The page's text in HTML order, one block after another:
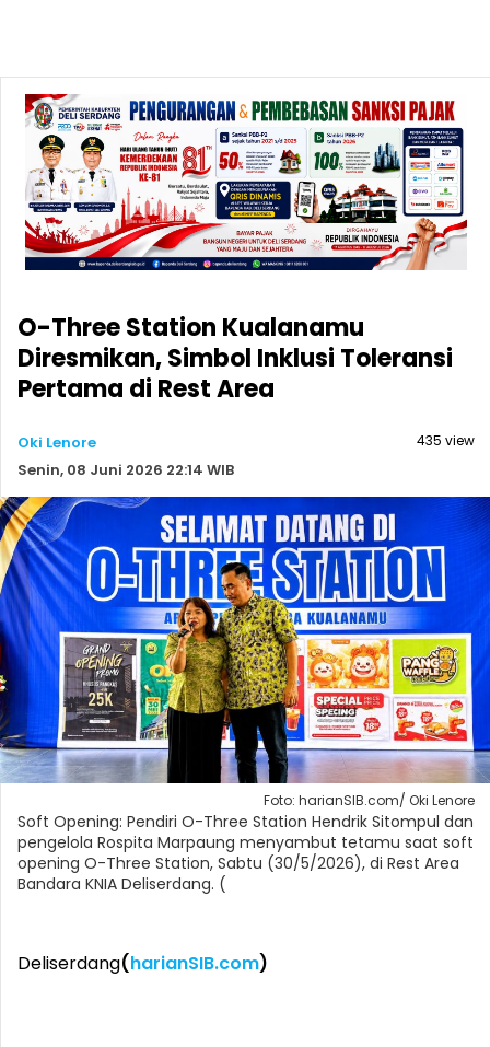
O-Three Station Kualanamu
Diresmikan, Simbol Inklusi Toleransi
Pertama di Rest Area
Oki Lenore
Senin, 08 Juni 2026 22:14 WIB
435 view
Foto: harianSIB.com/ Oki Lenore
Soft Opening: Pendiri O-Three Station Hendrik Sitompul dan
pengelola Rospita Marpaung menyambut tetamu saat soft
opening O-Three Station, Sabtu (30/5/2026), di Rest Area
Bandara KNIA Deliserdang. (
Deliserdang(harianSIB.com)